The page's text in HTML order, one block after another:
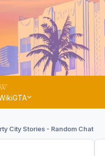
City Stories - Random Chat